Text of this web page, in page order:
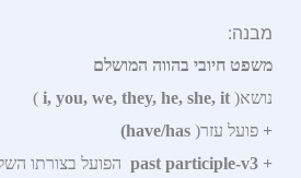
מבנה:
משפט חיובי בהווה המושלם
נושא(
)
+ פועל עזר(
+
past participle-v3 הפועל בצורתו